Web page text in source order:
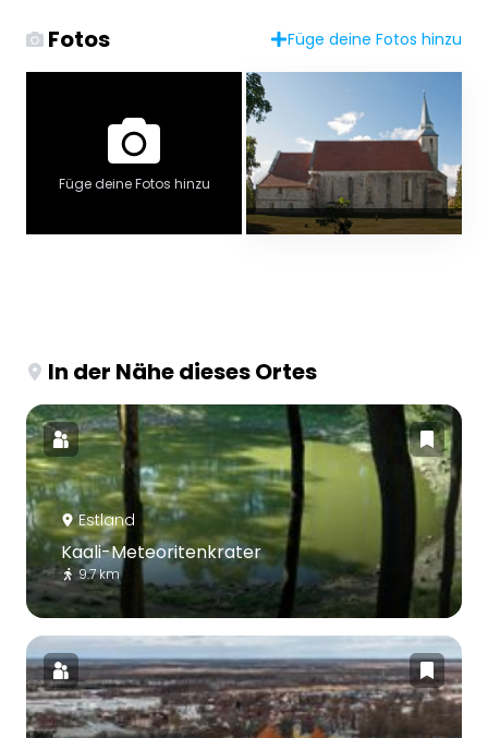
Fotos Füge deine Fotos hinzu
Füge deine Fotos hinzu
In der Nähe dieses Ortes
Estland
Kaali-Meteoritenkrater
9.7 km